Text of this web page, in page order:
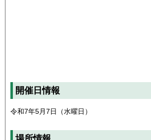
開催日情報
令和7年5月7日（水曜日）